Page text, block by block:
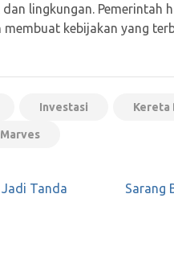
lingkungan. Pemerintah
kebijakan yang
Investasi Kereta
Tanda
Sarang